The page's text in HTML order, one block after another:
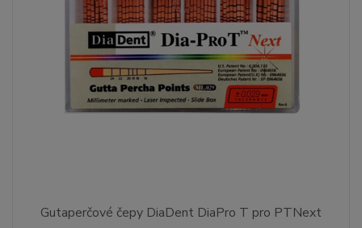
Gutaperčové čepy DiaDent DiaPro T pro PTNext